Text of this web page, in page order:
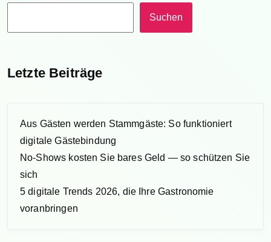
Suchen
Letzte Beiträge
Aus Gästen werden Stammgäste: So funktioniert
digitale Gästebindung
No-Shows kosten Sie bares Geld — so schützen Sie
sich
5 digitale Trends 2026, die Ihre Gastronomie
voranbringen